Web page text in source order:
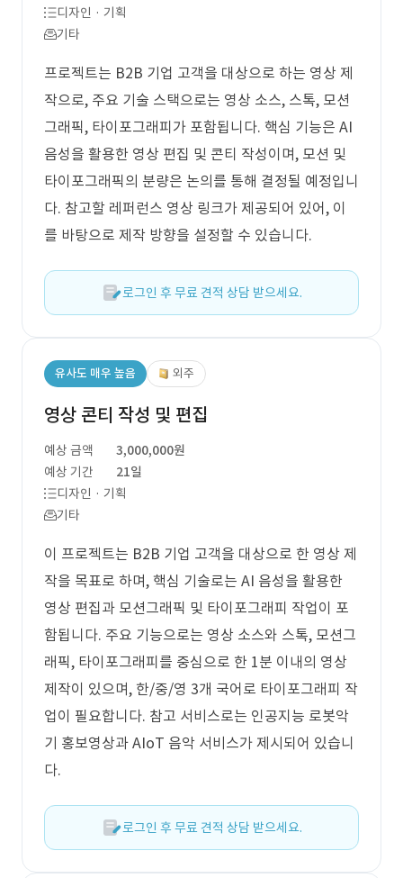
디자인 · 기획
기타
프로젝트는 B2B 기업 고객을 대상으로 하는 영상 제
작으로, 주요 기술 스택으로는 영상 소스, 스톡, 모션
그래픽, 타이포그래피가 포함됩니다. 핵심 기능은 AI
음성을 활용한 영상 편집 및 콘티 작성이며, 모션 및
타이포그래픽의 분량은 논의를 통해 결정될 예정입니
다. 참고할 레퍼런스 영상 링크가 제공되어 있어, 이
를 바탕으로 제작 방향을 설정할 수 있습니다.
로그인 후 무료 견적 상담 받으세요.
유사도 매우 높음 외주
영상 콘티 작성 및 편집
예상 금액
3,000,000원
예상 기간
21일
디자인 · 기획
기타
이 프로젝트는 B2B 기업 고객을 대상으로 한 영상 제
작을 목표로 하며, 핵심 기술로는 AI 음성을 활용한
영상 편집과 모션그래픽 및 타이포그래피 작업이 포
함됩니다. 주요 기능으로는 영상 소스와 스톡, 모션그
래픽, 타이포그래피를 중심으로 한 1분 이내의 영상
제작이 있으며, 한/중/영 3개 국어로 타이포그래피 작
업이 필요합니다. 참고 서비스로는 인공지능 로봇악
기 홍보영상과 AIoT 음악 서비스가 제시되어 있습니
다.
로그인 후 무료 견적 상담 받으세요.